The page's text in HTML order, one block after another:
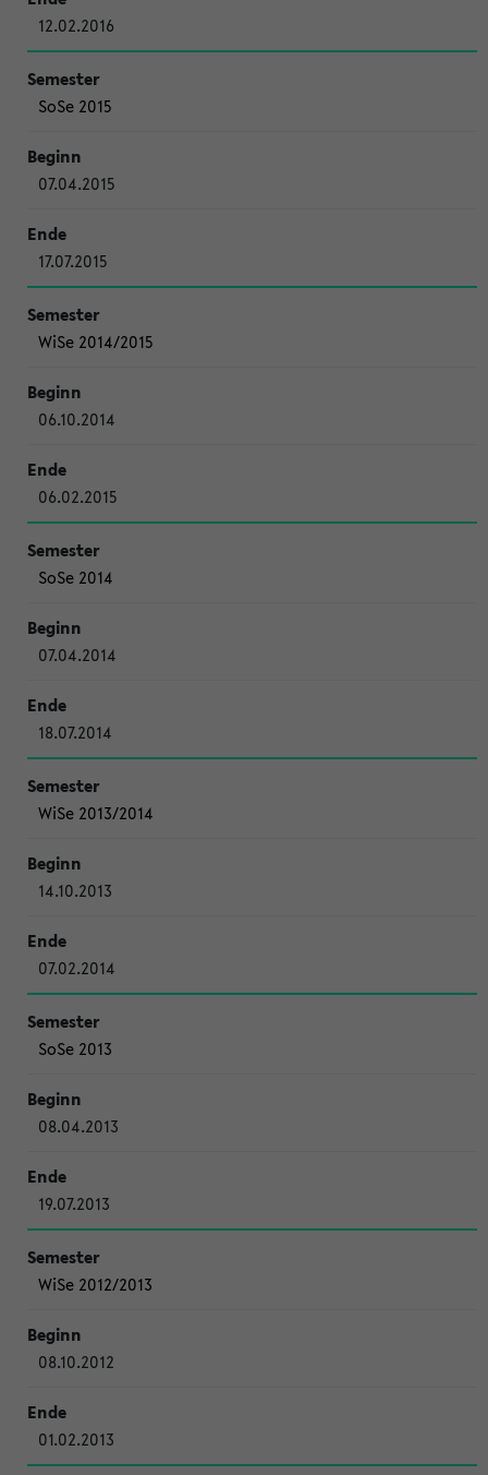
12.02.2016
SoSe 2015
07.04.2015
17.07.2015
WiSe 2014/2015
06.10.2014
06.02.2015
SoSe 2014
07.04.2014
18.07.2014
WiSe 2013/2014
14.10.2013
07.02.2014
SoSe 2013
08.04.2013
19.07.2013
WiSe 2012/2013
08.10.2012
01.02.2013